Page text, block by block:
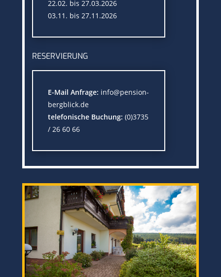
22.02. bis 27.03.2026
03.11. bis 27.11.2026
RESERVIERUNG
E-Mail Anfrage: info@pension-
bergblick.de
telefonische Buchung: (0)3735
/ 26 60 66